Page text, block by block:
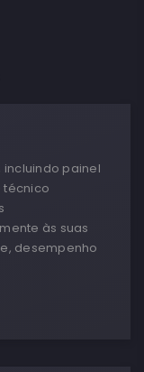
incluindo painel
técnico
às suas
desempenho